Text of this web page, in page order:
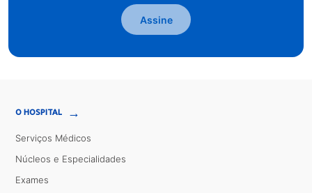
Assine
O HOSPITAL →
Serviços Médicos
Núcleos e Especialidades
Exames